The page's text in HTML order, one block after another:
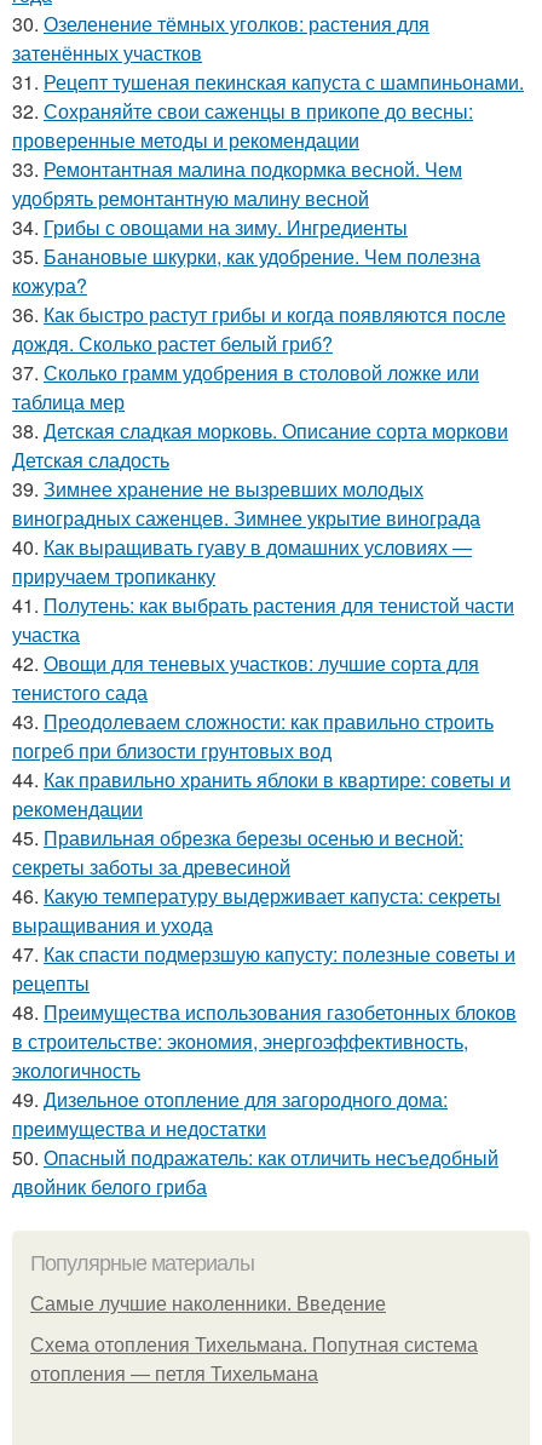
30. Озеленение тёмных уголков: растения для
затенённых участков
31. Рецепт тушеная пекинская капуста с шампиньонами.
32. Сохраняйте свои саженцы в прикопе до весны:
проверенные методы и рекомендации
33. Ремонтантная малина подкормка весной. Чем
удобрять ремонтантную малину весной
34. Грибы с овощами на зиму. Ингредиенты
35. Банановые шкурки, как удобрение. Чем полезна
кожура?
36. Как быстро растут грибы и когда появляются после
дождя. Сколько растет белый гриб?
37. Сколько грамм удобрения в столовой ложке или
таблица мер
38. Детская сладкая морковь. Описание сорта моркови
Детская сладость
39. Зимнее хранение не вызревших молодых
виноградных саженцев. Зимнее укрытие винограда
40. Как выращивать гуаву в домашних условиях —
приручаем тропиканку
41. Полутень: как выбрать растения для тенистой части
участка
42. Овощи для теневых участков: лучшие сорта для
тенистого сада
43. Преодолеваем сложности: как правильно строить
погреб при близости грунтовых вод
44. Как правильно хранить яблоки в квартире: советы и
рекомендации
45. Правильная обрезка березы осенью и весной:
секреты заботы за древесиной
46. Какую температуру выдерживает капуста: секреты
выращивания и ухода
47. Как спасти подмерзшую капусту: полезные советы и
рецепты
48. Преимущества использования газобетонных блоков
в строительстве: экономия, энергоэффективность,
экологичность
49. Дизельное отопление для загородного дома:
преимущества и недостатки
50. Опасный подражатель: как отличить несъедобный
двойник белого гриба
Популярные материалы
Самые лучшие наколенники. Введение
Схема отопления Тихельмана. Попутная система
отопления — петля Тихельмана